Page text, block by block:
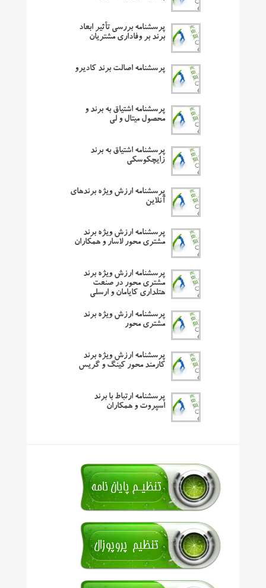
پرسشنامه بررسی تأثیر ابعاد
برند بر وفاداری مشتریان
پرسشنامه اصالت برند کادیرو
پرسشنامه اشتیاق به برند و
محصول میتال و لی
پرسشنامه اشتیاق به برند
زایچکوسکی
پرسشنامه ارزش ویژه برندهای
آنلاین
پرسشنامه ارزش ویژه برند
مشتری محور لاسار و همکاران
پرسشنامه ارزش ویژه برند
مشتری محور در صنعت
هتلداری کایامان و ارسلی
پرسشنامه ارزش ویژه برند
مشتری محور
پرسشنامه ارزش ویژه برند
کارمند محور کینگ و گریس
پرسشنامه ارتباط با برند
اسپروت و همکاران